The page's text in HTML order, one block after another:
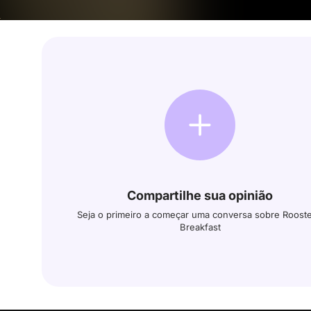
Compartilhe sua opinião
Seja o primeiro a começar uma conversa sobre
Breakfast